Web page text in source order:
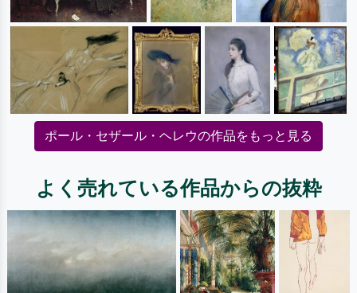
ポール・セザール・ヘレウの作品をもっと見る
よく売れている作品からの抜粋